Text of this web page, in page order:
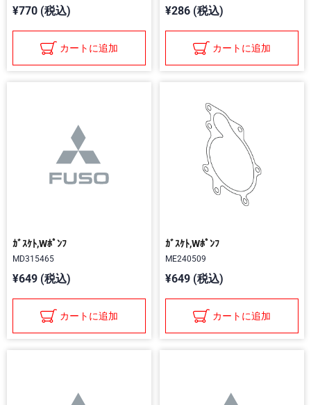
¥770 (税込)
カートに追加
¥286 (税込)
カートに追加
ｶﾞｽｹﾄ,Wﾎﾟﾝﾌ
MD315465
¥649 (税込)
カートに追加
ｶﾞｽｹﾄ,Wﾎﾟﾝﾌ
ME240509
¥649 (税込)
カートに追加